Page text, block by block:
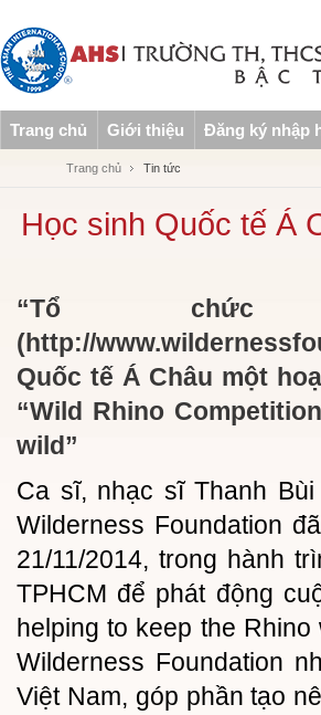
Trang chủ Giới thiệu Đăng ký nhập
Trang chủ Tin tức
Học sinh Quốc tế Á
“Tổ chức
(http://
Quốc tế Á Châu một
“Wild Rhino
wild”
Ca sĩ, nhạc sĩ Thanh
Wilderness Foundation
21/11/2014, trong hành
TPHCM để phát động
helping to keep the
Wilderness Foundation
Việt Nam, góp phần tạo